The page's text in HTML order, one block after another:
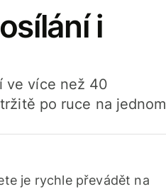
i
ve více než 40
po ruce na jednom
je rychle převádět na